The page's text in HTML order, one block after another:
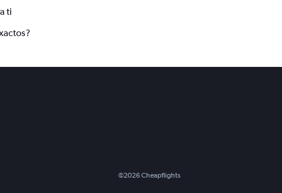
ti
©2026Cheapflights